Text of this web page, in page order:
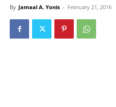
By Jamaal A. Yonis - February 21, 2016